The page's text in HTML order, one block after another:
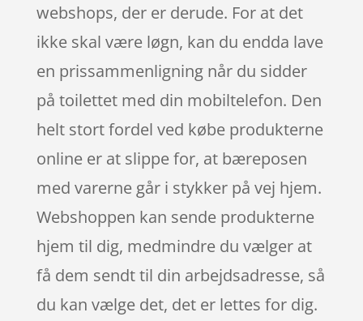
webshops, der er derude. For at det
ikke skal være løgn, kan du endda lave
en prissammenligning når du sidder
på toilettet med din mobiltelefon. Den
helt stort fordel ved købe produkterne
online er at slippe for, at bæreposen
med varerne går i stykker på vej hjem.
Webshoppen kan sende produkterne
hjem til dig, medmindre du vælger at
få dem sendt til din arbejdsadresse, så
du kan vælge det, det er lettes for dig.